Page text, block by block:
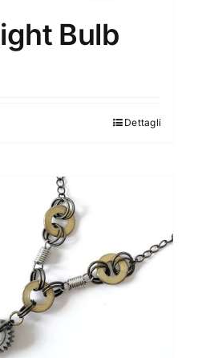
Bulb
Dettagli